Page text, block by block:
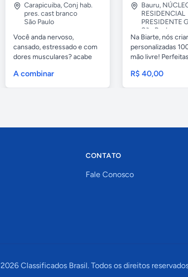
Carapicuiba,Conj hab.
pres. cast branco
São Paulo
Você anda nervoso,
cansado, estressado e com
dores musculares? acabe
A combinar
Bauru,
RESIDENCIAL
PRESIDENTE
São Paulo
Na Biarte, nós
personalizadas
mão livre!
R$ 40,00
CONTATO
Fale Conosco
2026Classificados Brasil. Todos os direitos